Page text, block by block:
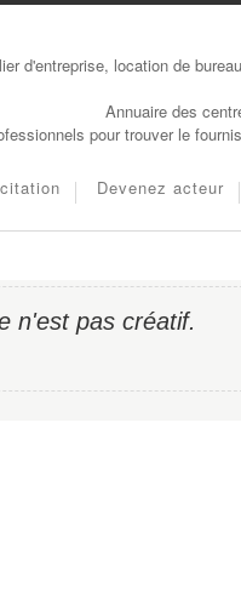
d'entreprise, location de
Annuaire des
pour trouver le
Devenez acteur
n'est pas créatif.